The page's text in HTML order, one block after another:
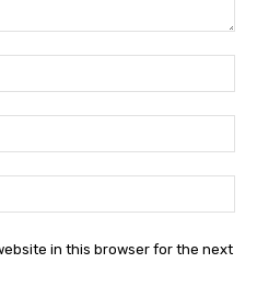
in this browser for the next